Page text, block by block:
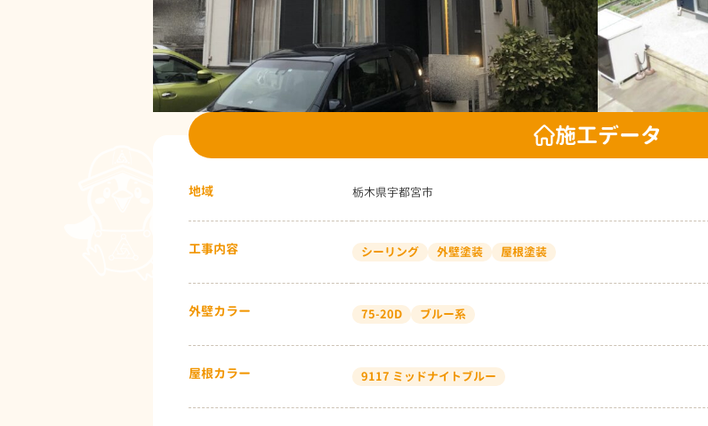
施工データ
地域 栃木県宇都宮市
工事内容 シーリング 外壁塗装 屋根塗装
外壁カラー 75-20D ブルー系
屋根カラー 9117 ミッドナイトブルー